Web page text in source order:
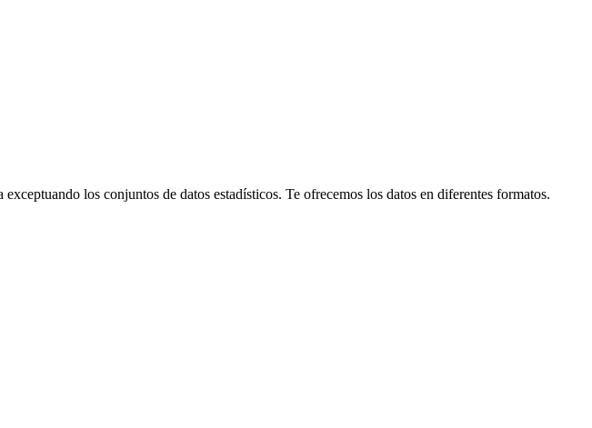
los conjuntos de datos estadísticos. Te ofrecemos los datos en diferentes formatos.